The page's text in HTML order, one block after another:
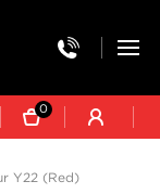
0
Y22 (Red)